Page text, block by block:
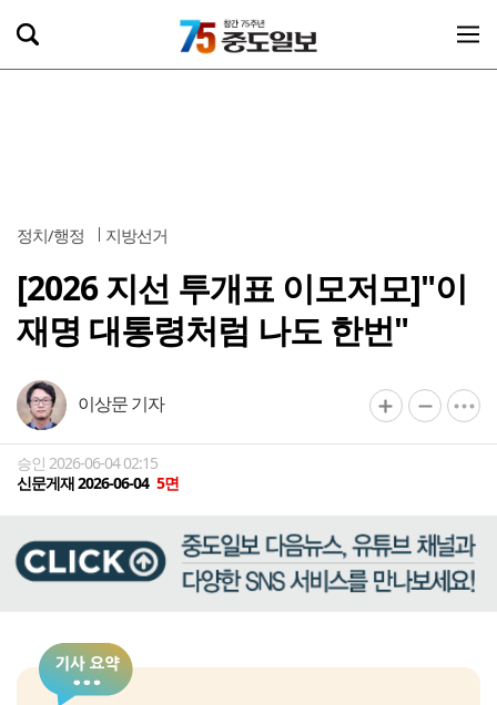
정치/행정 지방선거
[2026 지선 투개표 이모저모]"이
재명 대통령처럼 나도 한번"
이상문 기자
승인 2026-06-04 02:15
신문게재 2026-06-04 5면